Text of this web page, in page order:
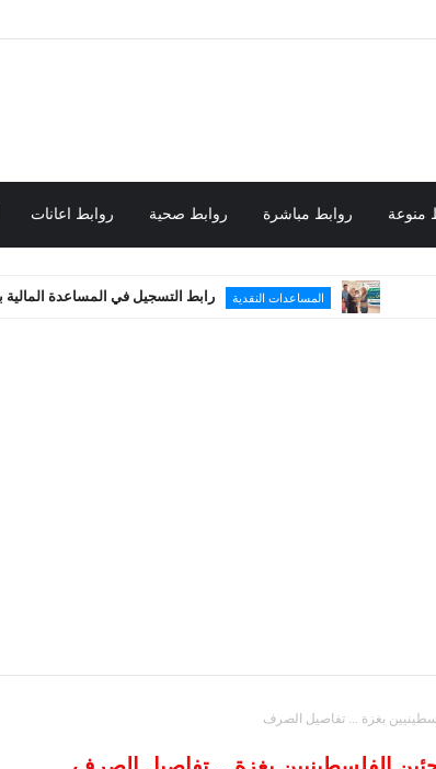
منوعة روابط مباشرة روابط صحية روابط اعانات
المساعدات النقدية رابط التسجيل في المساعدة المالية بقيمة 1250 شيكل